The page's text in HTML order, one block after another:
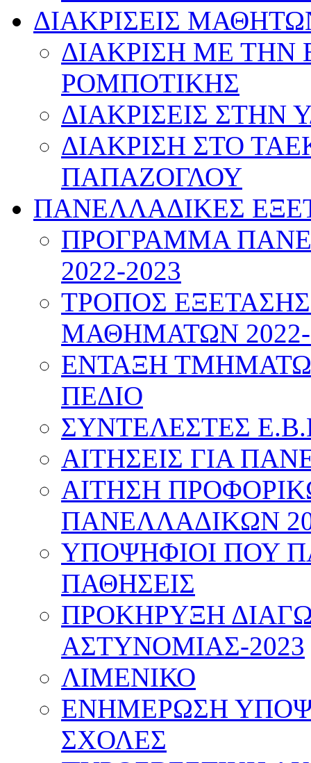
ΔΙΑΚΡΙΣΕΙΣ
ΔΙΑΚΡΙΣΗ ΜΕ
ΡΟΜΠΟΤΙΚΗΣ
ΔΙΑΚΡΙΣΕΙΣ ΣΤΗΝ
ΔΙΑΚΡΙΣΗ ΣΤΟ
ΠΑΠΑΖΟΓΛΟΥ
ΠΑΝΕΛΛΑΔΙΚΕΣ
ΠΡΟΓΡΑΜΜΑ
2022-2023
ΤΡΟΠΟΣ
ΜΑΘΗΜΑΤΩΝ 2022-
ΕΝΤΑΞΗ
ΠΕΔΙΟ
ΣΥΝΤΕΛΕΣΤΕΣ
ΑΙΤΗΣΕΙΣ ΓΙΑ
ΑΙΤΗΣΗ
ΠΑΝΕΛΛΑΔΙΚΩΝ
ΥΠΟΨΗΦΙΟΙ ΠΟΥ
ΠΑΘΗΣΕΙΣ
ΠΡΟΚΗΡΥΞΗ
ΑΣΤΥΝΟΜΙΑΣ-2023
ΛΙΜΕΝΙΚΟ
ΕΝΗΜΕΡΩΣΗ
ΣΧΟΛΕΣ